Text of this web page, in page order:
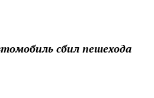
сбил пешехода